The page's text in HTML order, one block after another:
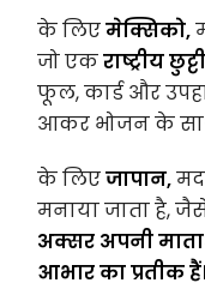
के लिएमेक्सिको,
जो एकराष्ट्रीय छुट्टी
फूल, कार्ड और
आकर भोजन के
के लिएजापान,
मनाया जाता है,
अक्सर अपनी
आभार का प्रतीक हैं।